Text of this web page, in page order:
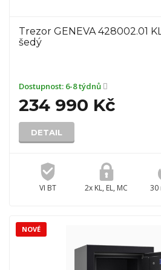
Trezor GENEVA 428002.01
šedý
Dostupnost: 6-8 týdnů
234 990 Kč
DETAIL
VI BT 2x KL, EL, MC 30
NOVÉ